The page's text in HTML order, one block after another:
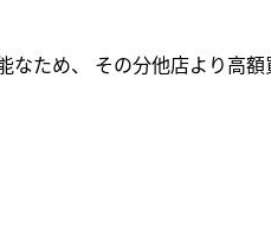
ため、 その分他店より高